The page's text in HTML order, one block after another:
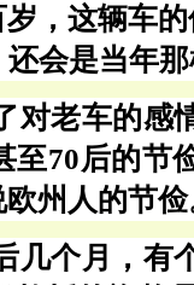
，这辆车
会是当年
对老车的感
至70后的节
州人的节
几个月，有